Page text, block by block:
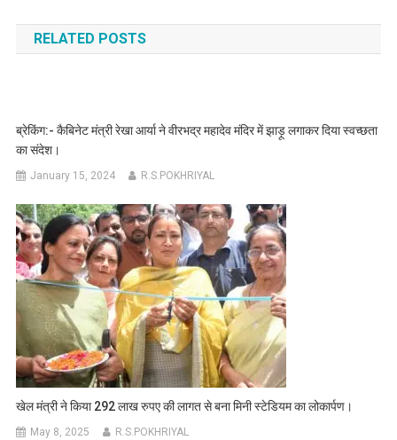
navigation
RELATED POSTS
ब्रेकिंग:- कैबिनेट मंत्री रेखा आर्या ने वीरभद्र महादेव मंदिर में झाड़ू लगाकर दिया स्वच्छता
का संदेश।
January 15, 2024 R.S.POKHRIYAL
खेल मंत्री ने किया 292 लाख रुपए की लागत से बना मिनी स्टेडियम का लोकार्पण।
May 8, 2025 R.S.POKHRIYAL